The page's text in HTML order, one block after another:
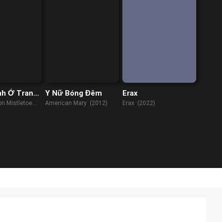
Ở Trang
Gửi
Mistletoe
Y Nữ Bóng Đêm
American Mary (2012)
Erax
Erax (2022)